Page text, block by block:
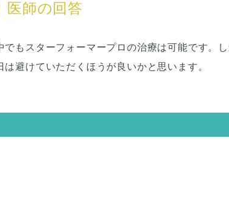
医師の回答
でもスターフォーマープロの治療は可能です。
は避けていただくほうが良いかと思います。